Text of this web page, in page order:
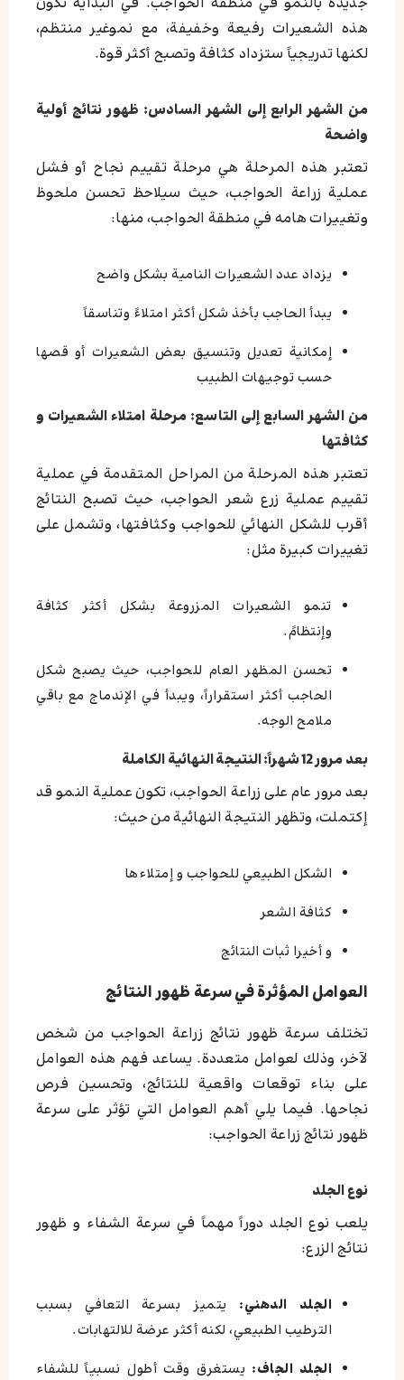
هذه الشعيرات رفيعة وخفيفة، مع نموغير منتظم،
لكنها تدريجياً ستزداد كثافة وتصبح أكثر قوة.
من الشهر الرابع إلى الشهر السادس: ظهور نتائج أولية
واضحة
تعتبر هذه المرحلة هي مرحلة تقييم نجاح أو فشل
عملية زراعة الحواجب، حيث سيلاحظ تحسن ملحوظ
وتغييرات هامه في منطقة الحواجب، منها:
يزداد عدد الشعيرات النامية بشكل واضح
يبدأ الحاجب بأخذ شكل أكثر امتلاءً وتناسقاً
إمكانية تعديل وتنسيق بعض الشعيرات أو قصها
حسب توجيهات الطبيب
من الشهر السابع إلى التاسع: مرحلة امتلاء الشعيرات و
كثافتها
تعتبر هذه المرحلة من المراحل المتقدمة في عملية
تقييم عملية زرع شعر الحواجب، حيث تصبح النتائج
أقرب للشكل النهائي للحواجب وكثافتها، وتشمل على
تغييرات كبيرة مثل:
تنمو الشعيرات المزروعة بشكل أكثر كثافة
وإنتظامً.
تحسن المظهر العام للحواجب، حيث يصبح شكل
الحاجب أكثر استقراراً، ويبدأ في الإندماج مع باقي
ملامح الوجه.
بعد مرور 12 شهراً: النتيجة النهائية الكاملة
بعد مرور عام على زراعة الحواجب، تكون عملية النمو قد
إكتملت، وتظهر النتيجة النهائية من حيث:
الشكل الطبيعي للحواجب و إمتلاءها
كثافة الشعر
و أخيرا ثبات النتائج
العوامل المؤثرة في سرعة ظهور النتائج
تختلف سرعة ظهور نتائج زراعة الحواجب من شخص
لآخر، وذلك لعوامل متعددة. يساعد فهم هذه العوامل
على بناء توقعات واقعية للنتائج، وتحسين فرص
نجاحها. فيما يلي أهم العوامل التي تؤثر على سرعة
ظهور نتائج زراعة الحواجب:
نوع الجلد
يلعب نوع الجلد دوراً مهماً في سرعة الشفاء و ظهور
نتائج الزرع:
الجلد الدهني: يتميز بسرعة التعافي بسبب
الترطيب الطبيعي، لكنه أكثر عرضة للالتهابات.
الجلد الجاف: يستغرق وقت أطول نسبياً للشفاء